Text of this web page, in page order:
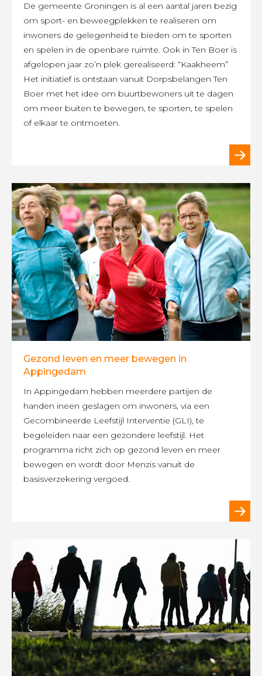
De gemeente Groningen is al een aantal jaren bezig
om sport- en beweegplekken te realiseren om
inwoners de gelegenheid te bieden om te sporten
en spelen in de openbare ruimte. Ook in Ten Boer is
afgelopen jaar zo’n plek gerealiseerd: “Kaakheem”
Het initiatief is ontstaan vanuit Dorpsbelangen Ten
Boer met het idee om buurtbewoners uit te dagen
om meer buiten te bewegen, te sporten, te spelen
of elkaar te ontmoeten.
Gezond leven en meer bewegen in
Appingedam
In Appingedam hebben meerdere partijen de
handen ineen geslagen om inwoners, via een
Gecombineerde Leefstijl Interventie (GLI), te
begeleiden naar een gezondere leefstijl. Het
programma richt zich op gezond leven en meer
bewegen en wordt door Menzis vanuit de
basisverzekering vergoed.